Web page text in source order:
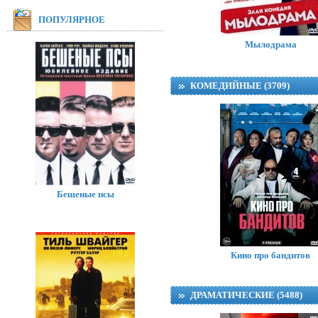
Мылодрама
КОМЕДИЙНЫЕ (3709)
Кино про бандитов
ДРАМАТИЧЕСКИЕ (5488)
ПОПУЛЯРНОЕ
Бешеные псы